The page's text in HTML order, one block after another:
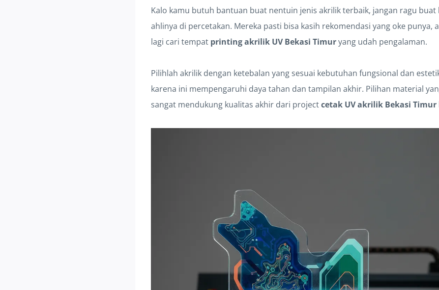
Kalo kamu butuh bantuan buat nentuin jenis akrilik terbaik, jangan ragu buat
ahlinya di percetakan. Mereka pasti bisa kasih rekomendasi yang oke punya,
lagi cari tempat printing akrilik UV Bekasi Timuryang udah pengalaman.
Pilihlah akrilik dengan ketebalan yang sesuai kebutuhan fungsional dan
karena ini mempengaruhi daya tahan dan tampilan akhir. Pilihan material
sangat mendukung kualitas akhir dari projectcetak UV akrilik Bekasi Timur